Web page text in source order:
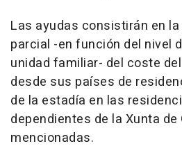
Las ayudas consistirán en
parcial -en función del nivel
unidad familiar- del coste
desde sus países de
de la estadía en las
dependientes de la Xunta de
mencionadas.